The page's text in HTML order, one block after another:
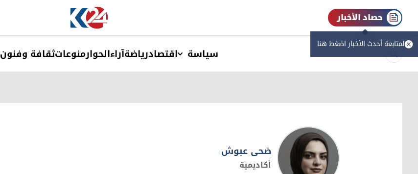
حصاد الأخبار
لمتابعة أحدث الأخبار اضغط هنا
سیاسة اقتصادریاضةآراءالحوارمنوعاتثقافة وفنون
ضحى عبوش
أكاديمية